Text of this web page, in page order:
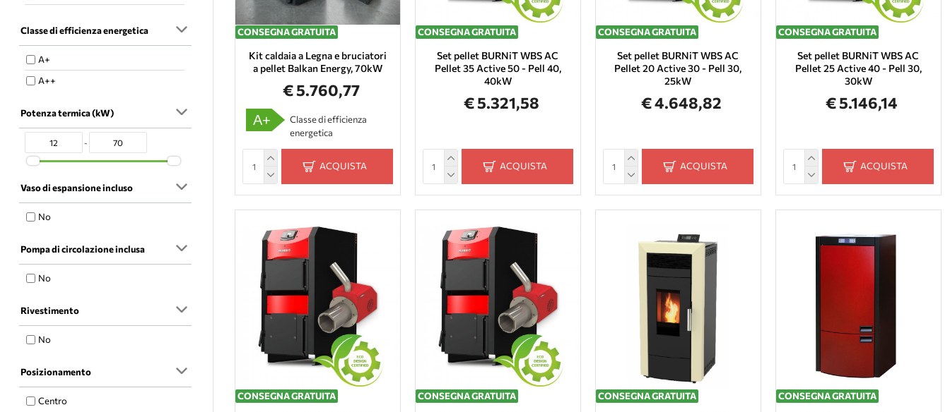
250
280
340
380
410
450
480
Classe di efficienza energetica
A+
A++
Potenza termica (kW)
-
Vaso di espansione incluso
No
Pompa di circolazione inclusa
No
Rivestimento
No
Posizionamento
Centro
CONSEGNA GRATUITA
Kit caldaia a Legna e bruciatori
a pellet Balkan Energy, 70kW
€ 5.760,77
A+
Classe di efficienza
energetica
ACQUISTA
CONSEGNA GRATUITA
Set pellet BURNiT WBS AC
Pellet 35 Active 50 - Pell 40,
40kW
€ 5.321,58
ACQUISTA
CONSEGNA GRATUITA
Set pellet BURNiT WBS AC
Pellet 20 Active 30 - Pell 30,
25kW
€ 4.648,82
ACQUISTA
CONSEGNA GRATUITA
Set pellet BURNiT WBS AC
Pellet 25 Active 40 - Pell 30,
30kW
€ 5.146,14
ACQUISTA
CONSEGNA GRATUITA CONSEGNA GRATUITA CONSEGNA GRATUITA CONSEGNA GRATUITA